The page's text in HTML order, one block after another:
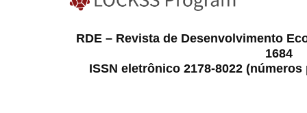
RDE – Revista de Desenvolvimento
1684
ISSN eletrônico 2178-8022